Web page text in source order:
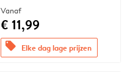
Vanaf
€ 11,99
offers Elke dag lage prijzen